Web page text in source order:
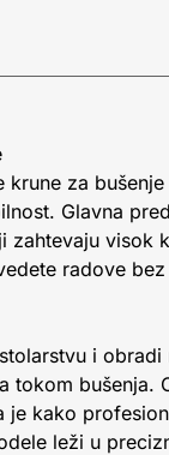
za
Glavna
visok
radove
i obradi
tokom bušenja.
kako
leži u